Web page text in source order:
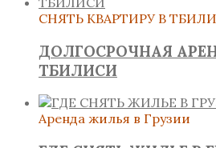
СНЯТЬ КВАРТИРУ В
ДОЛГОСРОЧНАЯ
ТБИЛИСИ
Аренда жилья в Грузии